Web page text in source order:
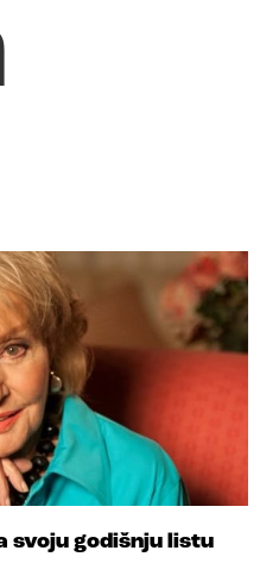
svoju godišnju listu